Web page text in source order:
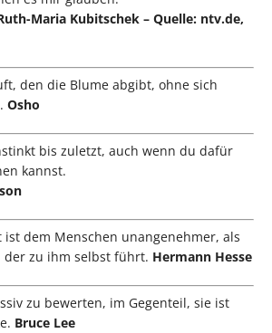
Maria Kubitschek – Quelle: ntv.de,
den die Blume abgibt, ohne sich
Osho
bis zuletzt, auch wenn du dafür
kannst.
dem Menschen unangenehmer, als
der zu ihm selbst führt. Hermann Hesse
zu bewerten, im Gegenteil, sie ist
Bruce Lee